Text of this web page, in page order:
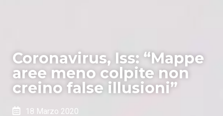
Coronavirus, Iss: “Mappe
aree meno colpite non
creino false illusioni”
18 Marzo 2020